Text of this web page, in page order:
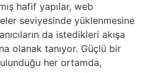
hafif yapılar, web
seviyesinde yüklenmesine
da istedikleri akışa
olanak tanıyor. Güçlü bir
her ortamda,